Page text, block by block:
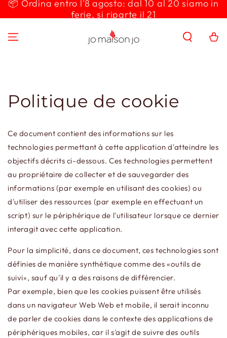
IGNORER LE
📦 Ordina entro l'8 agosto: dal 10 al 20 siamo in
ferie, si riparte il 21
Panier
Politique de cookie
Ce document contient des informations sur les
technologies permettant à cette application d'atteindre les
objectifs décrits ci-dessous. Ces technologies permettent
au propriétaire de collecter et de sauvegarder des
informations (par exemple en utilisant des cookies) ou
d'utiliser des ressources (par exemple en effectuant un
script) sur le périphérique de l'utilisateur lorsque ce dernier
interagit avec cette application.
Pour la simplicité, dans ce document, ces technologies sont
définies de manière synthétique comme des «outils de
suivi», sauf qu'il y a des raisons de différencier.
Par exemple, bien que les cookies puissent être utilisés
dans un navigateur Web Web et mobile, il serait inconnu
de parler de cookies dans le contexte des applications de
périphériques mobiles, car il s'agit de suivre des outils